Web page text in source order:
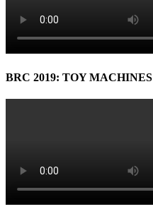
BRC 2019: TOY MACHINES